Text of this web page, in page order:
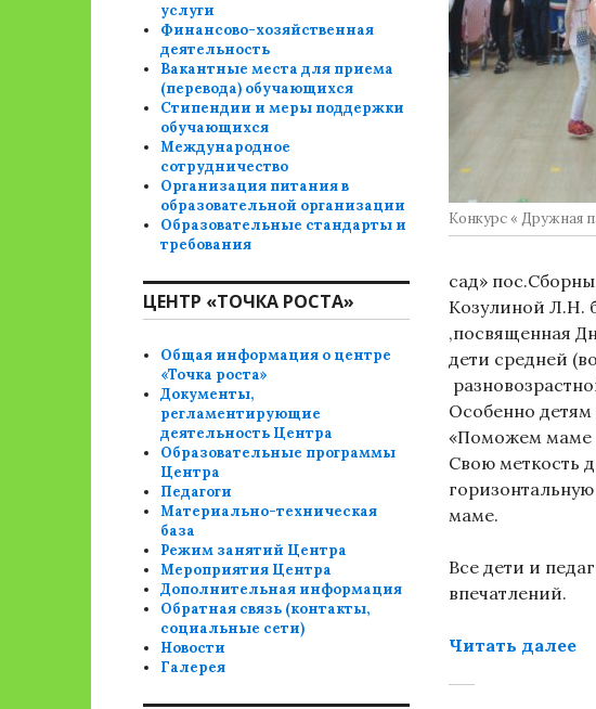
Конкурс « Дружная
сад»
Козулиной Л.Н.
,посвященная
дети средней
Особенно детям
«Поможем маме
Свою меткость
маме.
Все дети и
впечатлений.
Читать далее
услуги
Финансово-хозяйственная
деятельность
Вакантные места для приема
(перевода) обучающихся
Стипендии и меры поддержки
обучающихся
Международное
сотрудничество
Организация питания в
образовательной организации
Образовательные стандарты и
требования
ЦЕНТР «ТОЧКА РОСТА»
Общая информация о центре
«Точка роста»
Документы,
регламентирующие
деятельность Центра
Образовательные программы
Центра
Педагоги
Материально-техническая
база
Режим занятий Центра
Мероприятия Центра
Дополнительная информация
Обратная связь (контакты,
социальные сети)
Новости
Галерея